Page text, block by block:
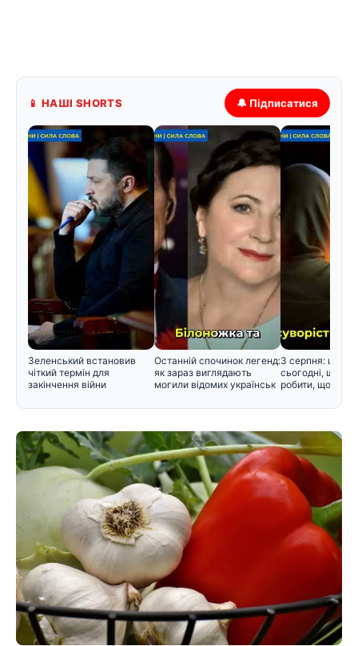
📱 НАШІ SHORTS 🔔 Підписатися
Зеленський встановив
чіткий термін для
закінчення війни
Останній спочинок легенд:
як зараз виглядають
могили відомих українськ
3 серпня:
сьогодні, що
робити, щоб не